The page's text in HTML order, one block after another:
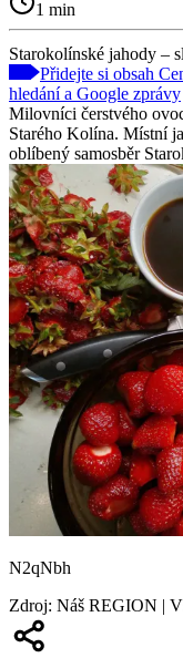
1 min
Starokolínské jahody –
Přidejte si obsah
hledání a Google zprávy
Milovníci čerstvého
Starého Kolína. Místní
oblíbený samosběr
N2qNbh
Zdroj: Náš REGION |